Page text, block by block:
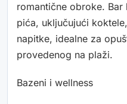
romantične obroke.
pića, uključujući
napitke, idealne za
provedenog na plaži.
Bazeni i wellness